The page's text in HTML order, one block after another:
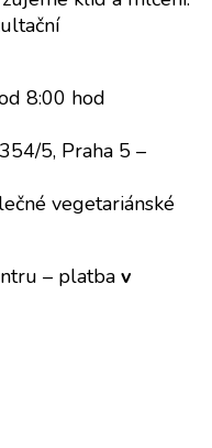
8:00 hod
5, Praha 5 –
vegetariánské
– platba v